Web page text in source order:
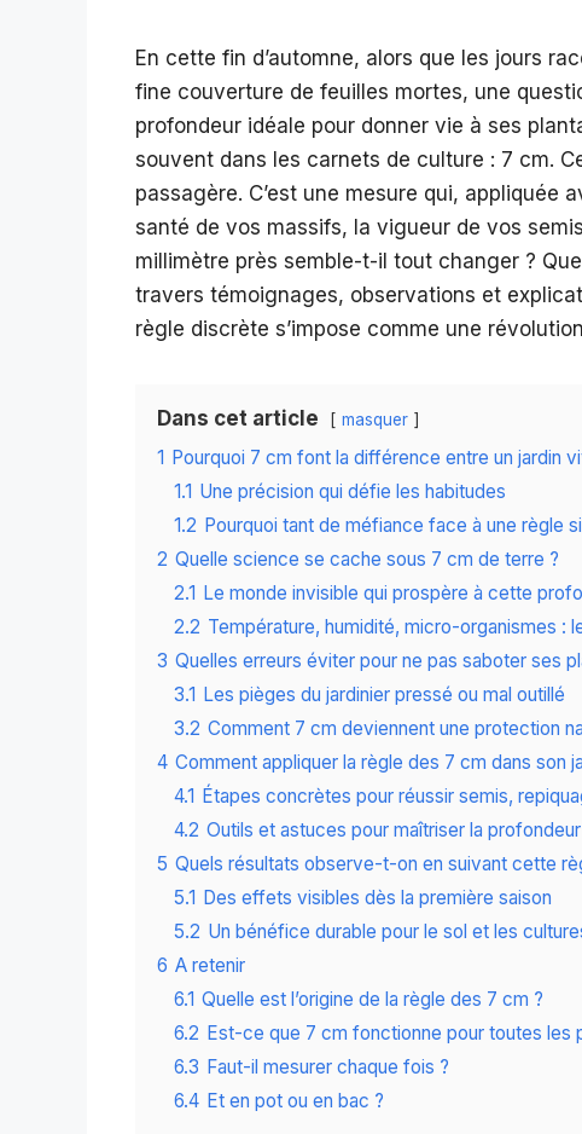
En cette fin d’automne, alors que les jours
fine couverture de feuilles mortes, une
profondeur idéale pour donner vie à ses
souvent dans les carnets de culture : 7 cm.
passagère. C’est une mesure qui, appliquée
santé de vos massifs, la vigueur de vos
millimètre près semble-t-il tout changer ?
travers témoignages, observations et
règle discrète s’impose comme une
Dans cet article masquer
1 Pourquoi 7 cm font la différence entre un jardin
1.1 Une précision qui défie les habitudes
1.2 Pourquoi tant de méfiance face à une règle
2 Quelle science se cache sous 7 cm de terre ?
2.1 Le monde invisible qui prospère à cette
2.2 Température, humidité, micro-organismes :
3 Quelles erreurs éviter pour ne pas saboter ses
3.1 Les pièges du jardinier pressé ou mal outillé
3.2 Comment 7 cm deviennent une protection
4 Comment appliquer la règle des 7 cm dans son
4.1 Étapes concrètes pour réussir semis,
4.2 Outils et astuces pour maîtriser la profondeur
5 Quels résultats observe-t-on en suivant cette
5.1 Des effets visibles dès la première saison
5.2 Un bénéfice durable pour le sol et les
6 A retenir
6.1 Quelle est l’origine de la règle des 7 cm ?
6.2 Est-ce que 7 cm fonctionne pour toutes les
6.3 Faut-il mesurer chaque fois ?
6.4 Et en pot ou en bac ?